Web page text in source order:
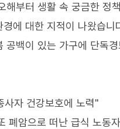
해부터 생활 속 궁금한 정
에 대한 지적이 나왔습니
공백이 있는 가구에 단독
사자 건강보호에 노력"
폐암으로 떠난 급식 노동